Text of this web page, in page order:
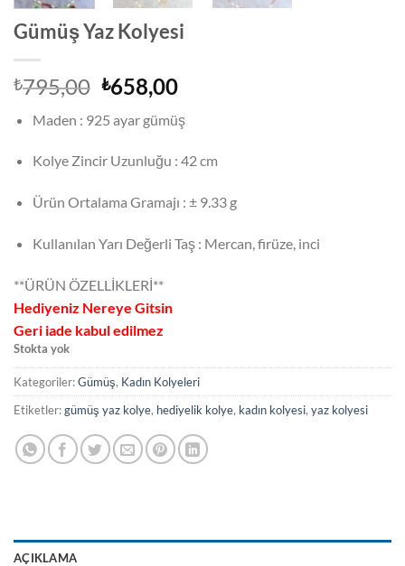
Gümüş Yaz Kolyesi
₺795,00 Orijinal
fiyat:
₺795,00.
₺658,00Şu
fiyat:
₺658,00.
Maden : 925 ayar gümüş
Kolye Zincir Uzunluğu : 42 cm
Ürün Ortalama Gramajı : ± 9.33 g
Kullanılan Yarı Değerli Taş : Mercan, firüze, inci
**ÜRÜN ÖZELLİKLERİ**
Hediyeniz Nereye Gitsin
Geri iade kabul edilmez
Stokta yok
Kategoriler:Gümüş, Kadın Kolyeleri
Etiketler:gümüş yaz kolye, hediyelik kolye, kadın kolyesi, yaz kolyesi
AÇIKLAMA